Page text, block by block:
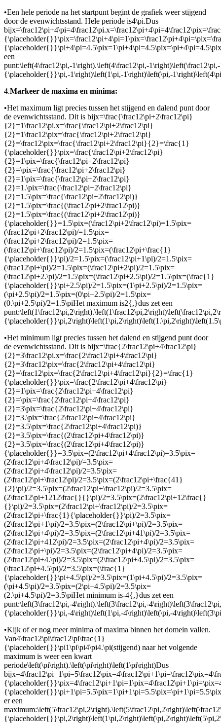
•Een hele periode na het startpunt begint de grafiek weer stijgend
door de evenwichtsstand. Hele periode is4\pi.Dus
bij
een
punt:\left(4\frac12\pi,-1\right).\left(4\frac12\pi,-
{\placeholder{}}\pi,-1\right)\left(1\pi,-1\right)\left(\pi,-
4.Markeer de maxima en minima:
•Het maximum ligt precies tussen het stijgend en dalend punt door
de evenwichtsstand. Dit is bijx=\frac{\frac12\pi+2\frac12\pi}
{2}=1\frac12\pi.x=\frac{\frac12\pi+2\frac12\pi}
{2}=1\frac12\pix=\frac{\frac12\pi+2\frac12\pi}
{2}=\frac12\pix=\frac{\frac12\pi+2\frac12\pi}{2}=\frac{1}
{\placeholder{}}\pix=\frac{\frac12\pi+2\frac12\pi}
{2}=1\pix=\frac{\frac12\pi+2\frac12\pi}
{2}=\pix=\frac{\frac12\pi+2\frac12\pi}
{2}=1\pix=\frac{\frac12\pi+2\frac12\pi}
{2}=1.\pix=\frac{\frac12\pi+2\frac12\pi}
{2}=1.5\pix=\frac{\frac12\pi+2\frac12\pi)}
{2}=1.5\pix=\frac{(\frac12\pi+2\frac12\pi)}
{2}=1.5\pix=\frac{(\frac12\pi+2\frac12\pi)}
{\placeholder{}}=1.5\pix=(\frac12\pi+2\frac12\pi)=1.5\pix=
(\frac12\pi+2\frac12\pi)/=1.5\pix=
(\frac12\pi+2\frac12\pi)/2=1.5\pix=
(\frac12\pi+\frac12\pi)/2=1.5\pix=(\frac12\pi+\frac{1}
{\placeholder{}}\pi)/2=1.5\pix=(\frac12\pi+1\pi)/2=1.5\pix=
(\frac12\pi+\pi)/2=1.5\pix=(\frac12\pi+2\pi)/2=1.5\pix=
(\frac12\pi+2.\pi)/2=1.5\pix=(\frac12\pi+2.5\pi)/2=1.5\pix=(\frac{1}
{\placeholder{}}\pi+2.5\pi)/2=1.5\pix=(1\pi+2.5\pi)/2=1.5\pix=
(\pi+2.5\pi)/2=1.5\pix=(0\pi+2.5\pi)/2=1.5\pix=
(0.\pi+2.5\pi)/2=1.5\piHet maximum is2{,}dus zet een
punt:
•Het minimum ligt precies tussen het dalend en stijgend punt door
de evenwichtsstand. Dit is bijx=\frac{2\frac12\pi+4\frac12\pi}
{2}=3\frac12\pi.x=\frac{2\frac12\pi+4\frac12\pi}
{2}=3\frac12\pix=\frac{2\frac12\pi+4\frac12\pi}
{2}=\frac12\pix=\frac{2\frac12\pi+4\frac12\pi}{2}=\frac{1}
{\placeholder{}}\pix=\frac{2\frac12\pi+4\frac12\pi}
{2}=1\pix=\frac{2\frac12\pi+4\frac12\pi}
{2}=\pix=\frac{2\frac12\pi+4\frac12\pi}
{2}=3\pix=\frac{2\frac12\pi+4\frac12\pi}
{2}=3.\pix=\frac{2\frac12\pi+4\frac12\pi}
{2}=3.5\pix=\frac{2\frac12\pi+4\frac12\pi)}
{2}=3.5\pix=\frac{(2\frac12\pi+4\frac12\pi)}
{2}=3.5\pix=\frac{(2\frac12\pi+4\frac12\pi)}
{\placeholder{}}=3.5\pix=(2\frac12\pi+4\frac12\pi)=3.5\pix=
(2\frac12\pi+4\frac12\pi)/=3.5\pix=
(2\frac12\pi+4\frac12\pi)/2=3.5\pix=
(2\frac12\pi+\frac12\pi)/2=3.5\pix=(2\frac12\pi+\frac{41}
{2}\pi)/2=3.5\pix=(2\frac12\pi+\frac12\pi)/2=3.5\pix=
(2\frac12\pi+1212\frac{}{}\pi)/2=3.5\pix=(2\frac12\pi+12\frac{}
{}\pi)/2=3.5\pix=(2\frac12\pi+\frac12\pi)/2=3.5\pix=
(2\frac12\pi+\frac{1}{\placeholder{}}\pi)/2=3.5\pix=
(2\frac12\pi+1\pi)/2=3.5\pix=(2\frac12\pi+\pi)/2=3.5\pix=
(2\frac12\pi+4\pi)/2=3.5\pix=(2\frac12\pi+41\pi)/2=3.5\pix=
(2\frac12\pi+412\pi)/2=3.5\pix=(2\frac12\pi+4\pi)/2=3.5\pix=
(2\frac12\pi+\pi)/2=3.5\pix=(2\frac12\pi+4\pi)/2=3.5\pix=
(2\frac12\pi+4.\pi)/2=3.5\pix=(2\frac12\pi+4.5\pi)/2=3.5\pix=
(\frac12\pi+4.5\pi)/2=3.5\pix=(\frac{1}
{\placeholder{}}\pi+4.5\pi)/2=3.5\pix=(1\pi+4.5\pi)/2=3.5\pix=
(\pi+4.5\pi)/2=3.5\pix=(2\pi+4.5\pi)/2=3.5\pix=
(2.\pi+4.5\pi)/2=3.5\piHet minimum is-4{,}dus zet een
punt:\left(3\frac12\pi,-4\right).\left(3\frac12\pi,-
{\placeholder{}}\pi,-4\right)\left(1\pi,-4\right)\left(\pi,-
•Kijk of er nog meer minima of maxima binnen het domein vallen.
Van4\frac12\pi\frac12\pi\frac{1}
{\placeholder{}}\pi1\pi\pi4\pi4.\pi(stijgend) naar het volgende
maximum is weer een kwart
periode\left(\pi\right).\left(\pi\right)\left(1\pi\right)Dus
bij
er een
maximum: